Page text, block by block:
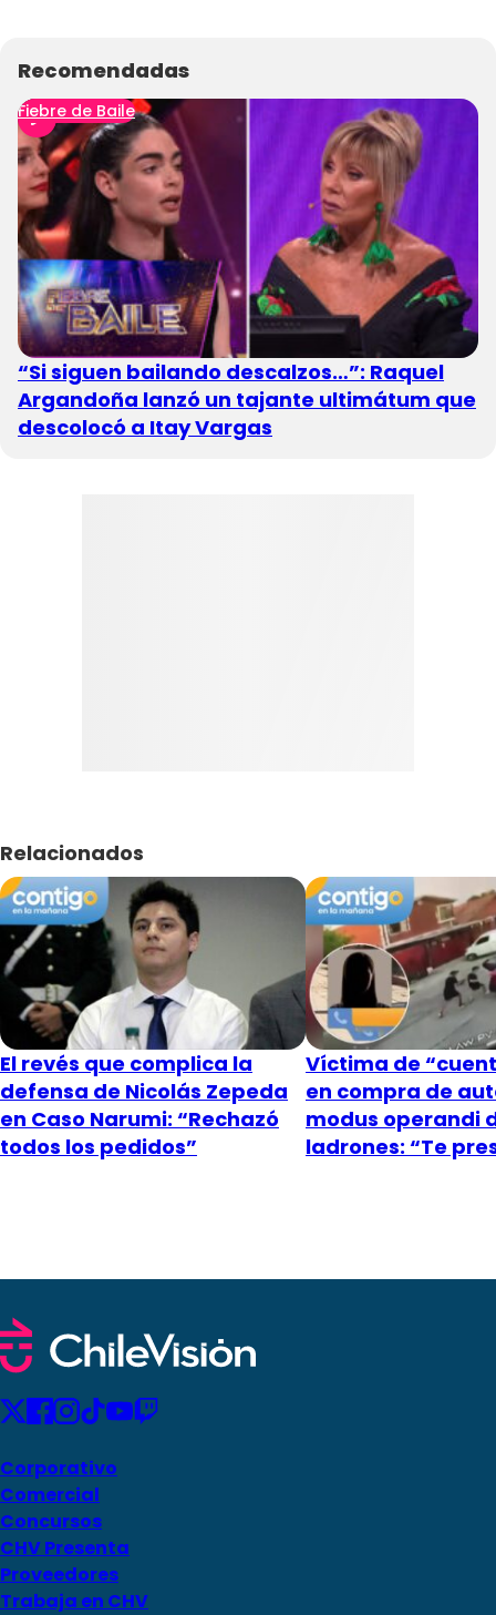
Recomendadas
Fiebre de Baile
“Si siguen bailando descalzos…”: Raquel
Argandoña lanzó un tajante ultimátum que
descolocó a Itay Vargas
Relacionados
El revés que complica la
defensa de Nicolás Zepeda
en Caso Narumi: “Rechazó
todos los pedidos”
Víctima de
en compra de
modus operandi
ladrones: “Te
Corporativo
Comercial
Concursos
CHV Presenta
Proveedores
Trabaja en CHV